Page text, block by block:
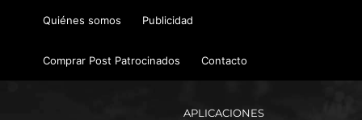
Quiénes somos Publicidad
Comprar Post Patrocinados Contacto
APLICACIONES